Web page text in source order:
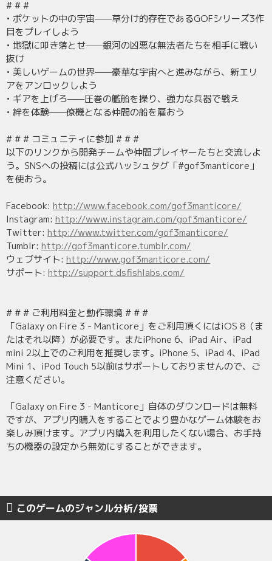
# # #
• ポケットの中の宇宙——草分け的存在であるGOFシリーズ3作
目をプレイしよう
• 地獄に叩き落とせ——銀河の凶悪な無法者たちを相手に戦い
抜け
• 美しいゲームの世界——豪華な宇宙へと進みながら、新エリ
アをアンロックしよう
• ギアを上げろ——圧巻の艦船を操り、強力な兵器で戦え
• 絆を体験——僚機となる仲間の船を雇おう
# # # コミュニティに参加 # # #
以下のリンクから開発チームや仲間プレイヤーたちと交流しよ
う。SNSへの投稿には公式ハッシュタグ「#gof3manticore」
を使おう。
Facebook: http://www.facebook.com/gof3manticore/
Instagram: http://www.instagram.com/gof3manticore/
Twitter: http://www.twitter.com/gof3manticore/
Tumblr: http://gof3manticore.tumblr.com/
ウェブサイト: http://www.gof3manticore.com/
サポート: http://support.dsfishlabs.com/
# # # ご利用料金と動作環境 # # #
「Galaxy on Fire 3 - Manticore」をご利用頂くにはiOS 8（ま
たはそれ以降）が必要です。またiPhone 6、iPad Air、iPad
mini 2以上でのご利用を推奨します。iPhone 5、iPad 4、iPad
Mini 1、iPod Touch 5以前はサポートしておりませんので、ご
注意ください。
「Galaxy on Fire 3 - Manticore」自体のダウンロードは無料
ですが、アプリ内購入をすることでより豊かなゲーム体験をお
楽しみ頂けます。アプリ内購入を利用したくない場合、お手持
ちの機器の設定から無効にすることができます。
このゲームのジャンル分析/投票